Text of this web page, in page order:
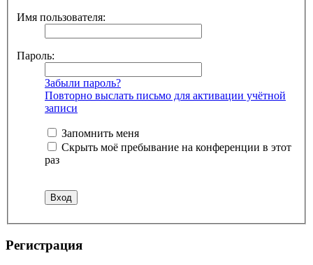
Имя пользователя:
Пароль:
Забыли пароль?
Повторно выслать письмо для активации учётной
записи
Запомнить меня
Скрыть моё пребывание на конференции в этот
раз
Регистрация